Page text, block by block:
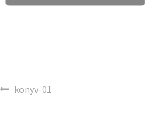
konyv-01